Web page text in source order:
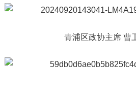
青浦区政协主席 曹